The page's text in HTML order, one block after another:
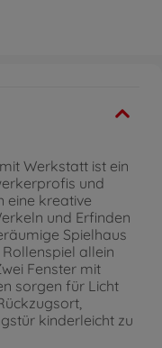
Werkstatt ist ein
und
eine kreative
und Erfinden
Spielhaus
allein
Fenster mit
sorgen für Licht
kinderleicht zu